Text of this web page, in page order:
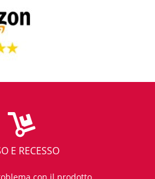
E RECESSO